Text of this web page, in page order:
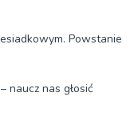
Powstanie
naucz nas głosić